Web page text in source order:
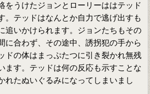
をうけたジョンとローリーははテッド
。テッドはなんとか自力で逃げ出すも
追いかけられます。ジョンたちもその
に合わず、その途中、誘拐犯の手から
ドの体はまっぷたつに引き裂かれ無残
ます。テッドは何の反応も示すことな
れたぬいぐるみになってしまいまし